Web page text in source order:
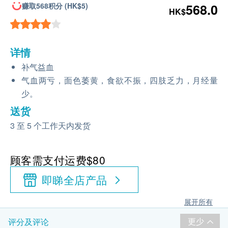
赚取568积分 (HK$5) HK$568.0
详情
补气益血
气血两亏，面色萎黄，食欲不振，四肢乏力，月经量
少。
送货
3 至 5 个工作天内发货
顾客需支付运费$80
即睇全店产品
展开所有
评分及评论 更少